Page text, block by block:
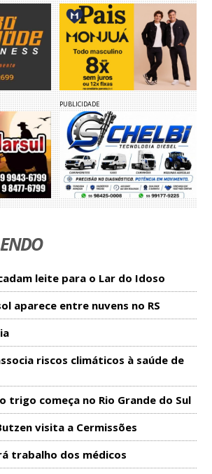
PUBLICIDADE
leite para o Lar do Idoso
aparece entre nuvens no RS
riscos climáticos à saúde de
trigo começa no Rio Grande do Sul
visita a Cermissões
trabalho dos médicos